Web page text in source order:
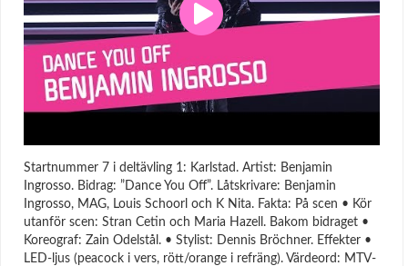
Startnummer 7 i deltävling 1: Karlstad. Artist: Benjamin
Ingrosso. Bidrag: ”Dance You Off”. Låtskrivare: Benjamin
Ingrosso, MAG, Louis Schoorl och K Nita. Fakta: På scen • Kör
utanför scen: Stran Cetin och Maria Hazell. Bakom bidraget •
Koreograf: Zain Odelstål. • Stylist: Dennis Bröchner. Effekter •
LED-ljus (peacock i vers, rött/orange i refräng). Värdeord: MTV-